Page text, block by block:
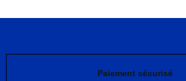
Paiement sécurisé